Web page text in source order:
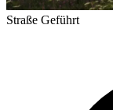
Straße Geführt